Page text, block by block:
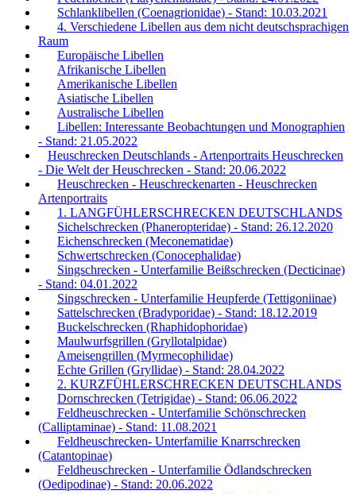
Schlanklibellen (Coenagrionidae) - Stand: 10.03.2021
4. Verschiedene Libellen aus dem nicht deutschsprachigen
Raum
Europäische Libellen
Afrikanische Libellen
Amerikanische Libellen
Asiatische Libellen
Australische Libellen
Libellen: Interessante Beobachtungen und Monographien
- Stand: 21.05.2022
Heuschrecken Deutschlands - Artenportraits Heuschrecken
- Die Welt der Heuschrecken - Stand: 20.06.2022
Heuschrecken - Heuschreckenarten - Heuschrecken
Artenportraits
1. LANGFÜHLERSCHRECKEN DEUTSCHLANDS
Sichelschrecken (Phaneropteridae) - Stand: 26.12.2020
Eichenschrecken (Meconematidae)
Schwertschrecken (Conocephalidae)
Singschrecken - Unterfamilie Beißschrecken (Decticinae)
- Stand: 04.01.2022
Singschrecken - Unterfamilie Heupferde (Tettigoniinae)
Sattelschrecken (Bradyporidae) - Stand: 18.12.2019
Buckelschrecken (Rhaphidophoridae)
Maulwurfsgrillen (Gryllotalpidae)
Ameisengrillen (Myrmecophilidae)
Echte Grillen (Gryllidae) - Stand: 28.04.2022
2. KURZFÜHLERSCHRECKEN DEUTSCHLANDS
Dornschrecken (Tetrigidae) - Stand: 06.06.2022
Feldheuschrecken - Unterfamilie Schönschrecken
(Calliptaminae) - Stand: 11.08.2021
Feldheuschrecken- Unterfamilie Knarrschrecken
(Catantopinae)
Feldheuschrecken - Unterfamilie Ödlandschrecken
(Oedipodinae) - Stand: 20.06.2022